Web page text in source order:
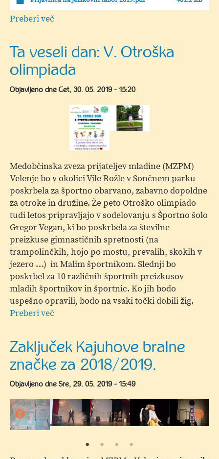
Preberi več
"How
do
do?
Kako
Ta veseli dan: V. Otroška
olimpiada
Objavljeno dne Čet, 30. 05. 2019 - 15:20
Medobčinska zveza prijateljev mladine (MZPM)
Velenje bo v okolici Vile Rožle v Sončnem parku
poskrbela za športno obarvano, zabavno dopoldne
za otroke in družine. Že peto Otroško olimpiado
tudi letos pripravljajo v sodelovanju s Športno šolo
Gregor Vegan, ki bo poskrbela za številne
preizkuse gimnastičnih spretnosti (na
trampolinčkih, hojo po mostu, prevalih, skokih v
jezero …) in Malim športnikom. Slednji bo
poskrbel za 10 različnih športnih preizkusov
mladih športnikov in športnic. Ko jih bodo
uspešno opravili, bodo na vsaki točki dobili žig.
Preberi več
veseli
dan:
V.
olimpiada
Zaključek Kajuhove bralne
značke za 2018/2019.
Objavljeno dne Sre, 29. 05. 2019 - 15:49